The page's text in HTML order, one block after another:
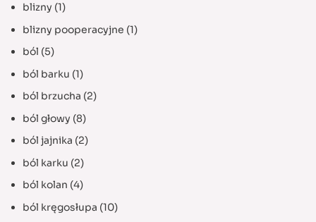
blizny (1)
blizny pooperacyjne (1)
ból (5)
ból barku (1)
ból brzucha (2)
ból głowy (8)
ból jajnika (2)
ból karku (2)
ból kolan (4)
ból kręgosłupa (10)